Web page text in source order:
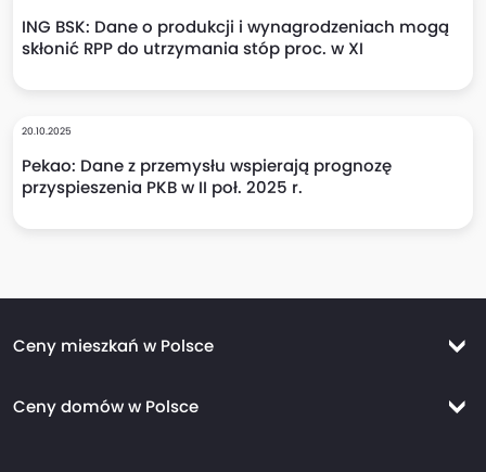
ING BSK: Dane o produkcji i wynagrodzeniach mogą
skłonić RPP do utrzymania stóp proc. w XI
20.10.2025
Pekao: Dane z przemysłu wspierają prognozę
przyspieszenia PKB w II poł. 2025 r.
Ceny mieszkań w Polsce
Ceny mieszkań Kraków
Ceny domów w Polsce